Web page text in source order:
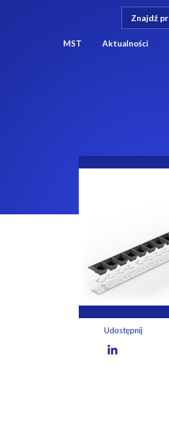
MST Aktualności
Udostępnij